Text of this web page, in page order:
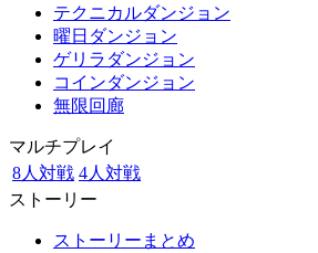
テクニカルダンジョン
曜日ダンジョン
ゲリラダンジョン
コインダンジョン
無限回廊
マルチプレイ
8人対戦 4人対戦
ストーリー
ストーリーまとめ